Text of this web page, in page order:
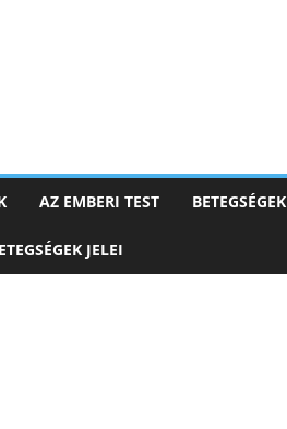
AZ EMBERI TEST BETEGSÉGEK
JELEI